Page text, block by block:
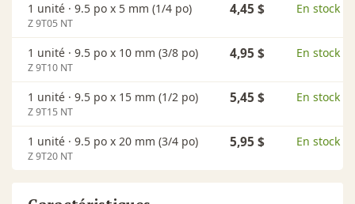
1 unité · 9.5 po x 5 mm (1/4 po)
Z 9T05 NT
4,45 $ En stock
1 unité · 9.5 po x 10 mm (3/8 po)
Z 9T10 NT
4,95 $ En stock
1 unité · 9.5 po x 15 mm (1/2 po)
Z 9T15 NT
5,45 $ En stock
1 unité · 9.5 po x 20 mm (3/4 po)
Z 9T20 NT
5,95 $ En stock